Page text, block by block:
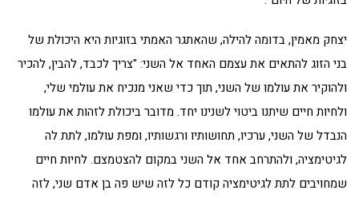
יצחק מאמין, בדומה להילה, שהאתגר האמתי בזוגיות היא היכולת של
בני הזוג להתאים את עצמם האחד אל השני: "צריך לכבד, להבין, להכיר
ולהוקיר את עולמו של השני, תוך כדי שאני מנכיח את עולמי שלי,
ולחיות חיים שיתנו ביטוי לשנינו יחד. מדובר ביכולת לזהות את עולמו
הנבדל של השני, ערכיו, תחושותיו ורגשותיו, ומפת עולמו, לתת לה
לגיטימציה, ולהתרחב אחד אל השני במקום להצטמצם. לחיות חיים
שמחויבים לתת לגיטימציה קודם כל לזה שיש פה בן אדם שני, לזה